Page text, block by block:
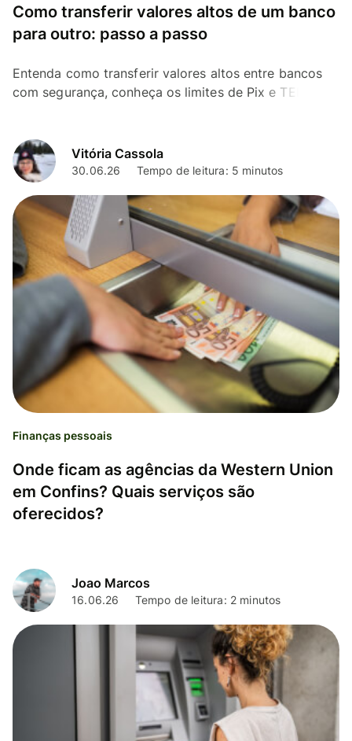
Como transferir valores altos de um banco
para outro: passo a passo
Entenda como transferir valores altos entre bancos
com segurança, conheça os limites de Pix e TED e
Vitória Cassola
30.06.26 Tempo de leitura: 5 minutos
Finanças pessoais
Onde ficam as agências da Western Union
em Confins? Quais serviços são
oferecidos?
Joao Marcos
16.06.26 Tempo de leitura: 2 minutos